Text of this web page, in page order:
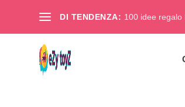
DI TENDENZA: 100 idee regalo